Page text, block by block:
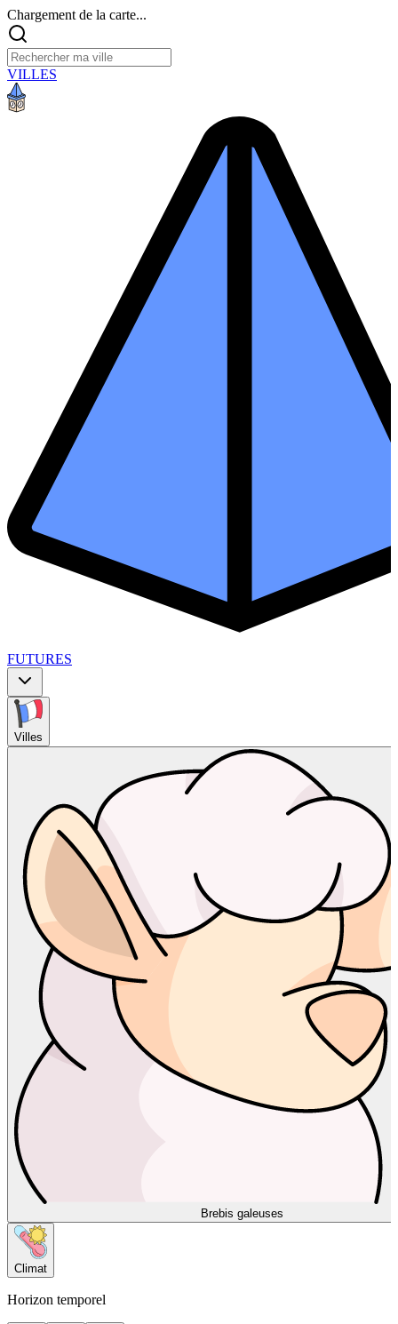
Chargement de la carte...
VILLES
FUTURES
Villes
Brebis galeuses
Climat
Horizon temporel